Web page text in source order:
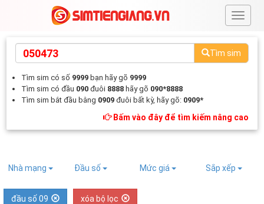
#
Tìm sim
Tìm sim có số 9999 bạn hãy gõ 9999
Tìm sim có đầu 090 đuôi 8888 hãy gõ 090*8888
Tìm sim bắt đầu bằng 0909 đuôi bất kỳ, hãy gõ: 0909*
Bấm vào đây để tìm kiếm nâng cao
Nhà mạng Đầu số Mức giá Sắp xếp
đầu số 09 xóa bộ lọc